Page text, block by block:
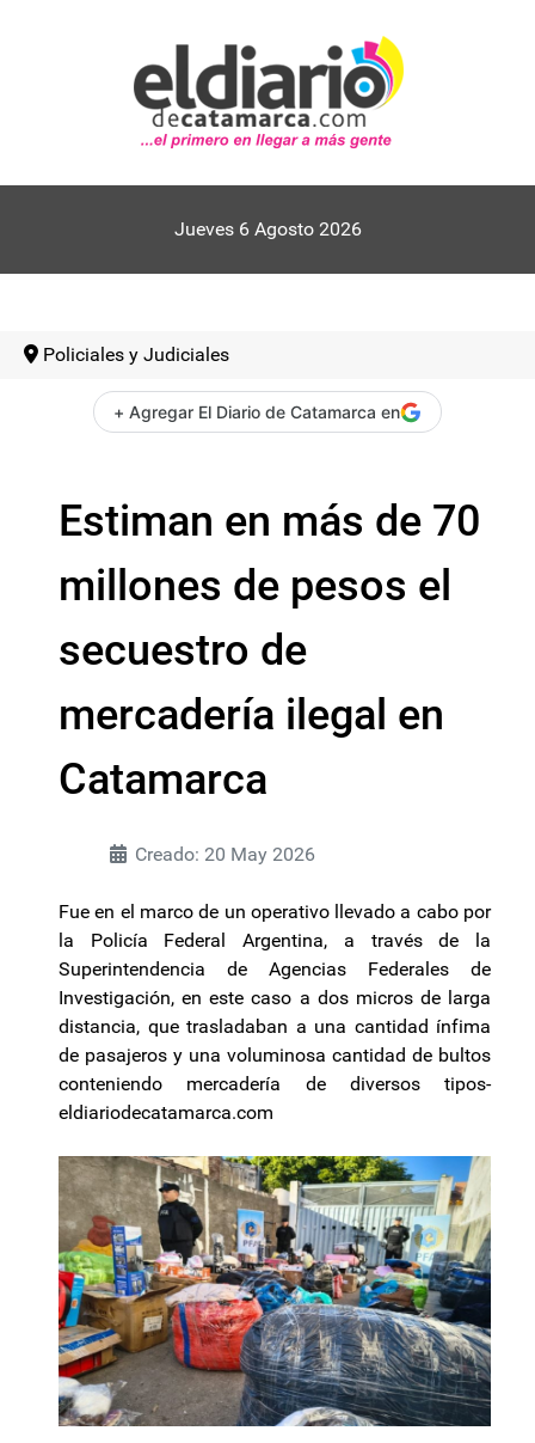
Jueves 6 Agosto 2026
Policiales y Judiciales
+ Agregar El Diario de Catamarca en
Estiman en más de 70
millones de pesos el
secuestro de
mercadería ilegal en
Catamarca
Creado: 20 May 2026
Fue en el marco de un operativo llevado a cabo por
la Policía Federal Argentina, a través de la
Superintendencia de Agencias Federales de
Investigación, en este caso a dos micros de larga
distancia, que trasladaban a una cantidad ínfima
de pasajeros y una voluminosa cantidad de bultos
conteniendo mercadería de diversos tipos-
eldiariodecatamarca.com